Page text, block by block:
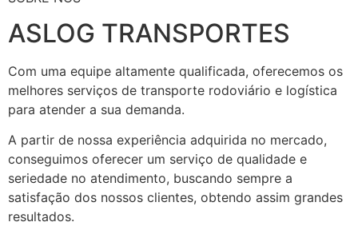
ASLOG TRANSPORTES
Com uma equipe altamente qualificada, oferecemos os
melhores serviços de transporte rodoviário e logística
para atender a sua demanda.
A partir de nossa experiência adquirida no mercado,
conseguimos oferecer um serviço de qualidade e
seriedade no atendimento, buscando sempre a
satisfação dos nossos clientes, obtendo assim grandes
resultados.